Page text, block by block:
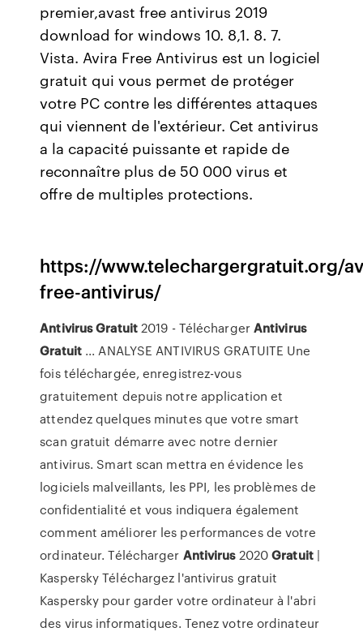
premier,avast free antivirus 2019
download for windows 10. 8,1. 8. 7.
Vista. Avira Free Antivirus est un logiciel
gratuit qui vous permet de protéger
votre PC contre les différentes attaques
qui viennent de l'extérieur. Cet antivirus
a la capacité puissante et rapide de
reconnaître plus de 50 000 virus et
offre de multiples protections.
https://www.telechargergratuit.org/
free-antivirus/
AntivirusGratuit2019 - TéléchargerAntivirus
Gratuit... ANALYSE ANTIVIRUS GRATUITE Une
fois téléchargée, enregistrez-vous
gratuitement depuis notre application et
attendez quelques minutes que votre smart
scan gratuit démarre avec notre dernier
antivirus. Smart scan mettra en évidence les
logiciels malveillants, les PPI, les problèmes de
confidentialité et vous indiquera également
comment améliorer les performances de votre
ordinateur. Télécharger Antivirus2020Gratuit|
Kaspersky Téléchargez l'antivirus gratuit
Kaspersky pour garder votre ordinateur à l'abri
des virus informatiques. Tenez votre ordinateur